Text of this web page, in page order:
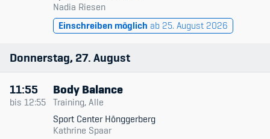
Nadia Riesen
Einschreiben möglich ab 25. August 2026
Donnerstag 27 August
11:55
bis 12:55
Body Balance
Training, Alle
Sport Center Hönggerberg
Kathrine Spaar